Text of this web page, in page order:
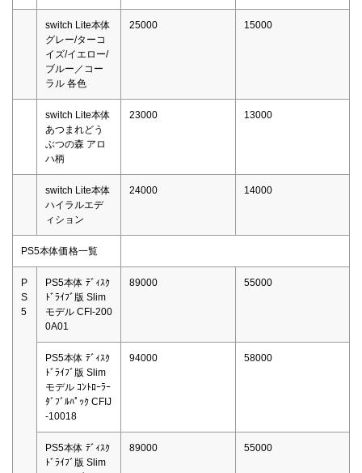
switch Lite本体
グレー/ターコ
イズ/イエロー/
ブルー／コー
ラル 各色
25000 15000
switch Lite本体
あつまれどう
ぶつの森 アロ
ハ柄
23000 13000
switch Lite本体
ハイラルエデ
ィション
24000 14000
PS5本体価格一覧
P
S
5
PS5本体 ﾃﾞｨｽｸ
ﾄﾞﾗｲﾌﾞ版 Slim
モデル CFI-200
0A01
89000 55000
PS5本体 ﾃﾞｨｽｸ
ﾄﾞﾗｲﾌﾞ版 Slim
モデル ｺﾝﾄﾛｰﾗｰ
ﾀﾞﾌﾞﾙﾊﾟｯｸ CFIJ
-10018
94000 58000
PS5本体 ﾃﾞｨｽｸ
ﾄﾞﾗｲﾌﾞ版 Slim
89000 55000